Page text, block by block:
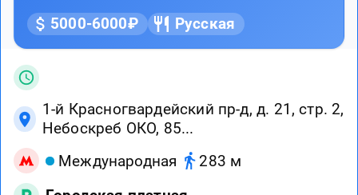
5000-6000₽ Русская
1-й Красногвардейский пр-д, д. 21, стр. 2,
Небоскреб ОКО, 85...
Международная
283 м